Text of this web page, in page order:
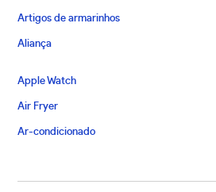
Artigos de armarinhos
Aliança
Apple Watch
Air Fryer
Ar-condicionado